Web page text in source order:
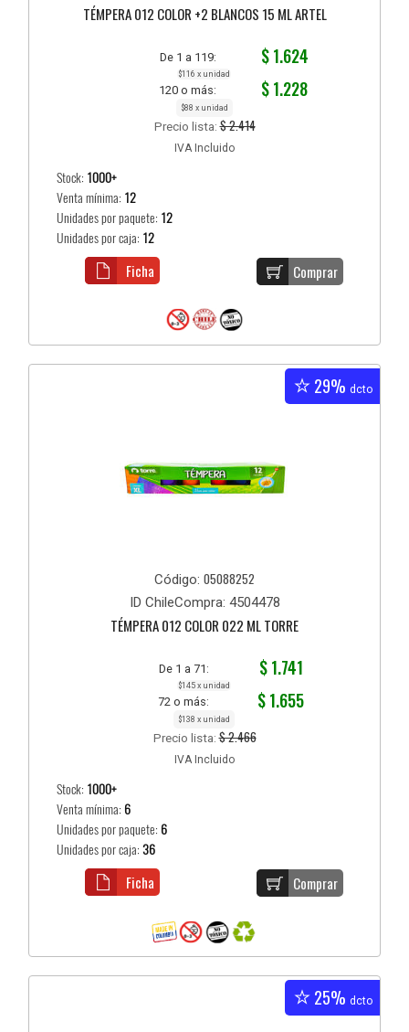
TÉMPERA 012 COLOR +2 BLANCOS 15 ML ARTEL
De 1 a 119: $ 1.624
$116 x unidad
120 o más: $ 1.228
$88 x unidad
Precio lista:$ 2.414
IVA Incluido
Stock: 1000+
Venta mínima: 12
Unidades por paquete: 12
Unidades por caja: 12
Comprar
Ficha
29% dcto
Código: 05088252
ID ChileCompra: 4504478
TÉMPERA 012 COLOR 022 ML TORRE
De 1 a 71: $ 1.741
$145 x unidad
72 o más: $ 1.655
$138 x unidad
Precio lista:$ 2.466
IVA Incluido
Stock: 1000+
Venta mínima: 6
Unidades por paquete: 6
Unidades por caja:36
Comprar
Ficha
25% dcto